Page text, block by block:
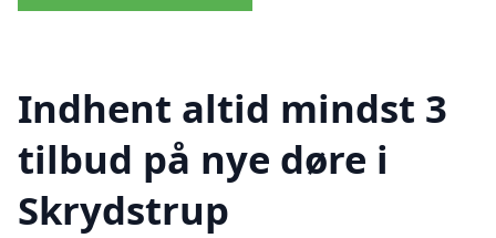
Indhent altid mindst 3
tilbud på nye døre i
Skrydstrup